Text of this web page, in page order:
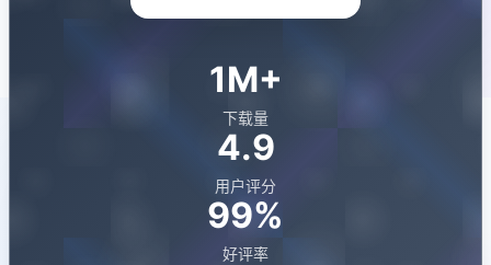
1M+
下载量
4.9
用户评分
99%
好评率